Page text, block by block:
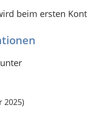
beim ersten
2025)